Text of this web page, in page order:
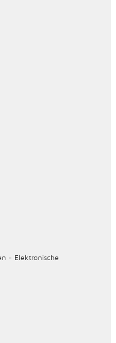
- Elektronische